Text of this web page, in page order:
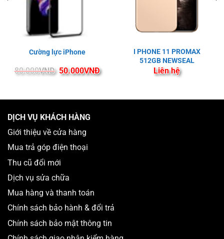
Cường lực iPhone
80.000VNĐ Giá
gốc
50.000VNĐGiá
hiện
50.000VNĐ.
I PHONE 11 PROMAX
512GB NEWSEAL
Liên hệ
DỊCH VỤ KHÁCH HÀNG
Giới thiệu về cửa hàng
Mua trả góp điện thoại
Thu cũ đổi mới
Dịch vụ sửa chữa
Mua hàng và thanh toán
Chính sách bảo hành & đổi trả
Chính sách bảo mật thông tin